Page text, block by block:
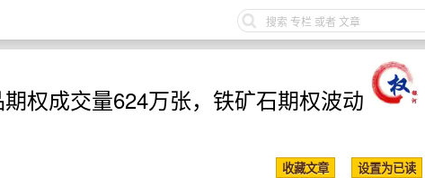
期权成交量624万张，铁矿石期权波动